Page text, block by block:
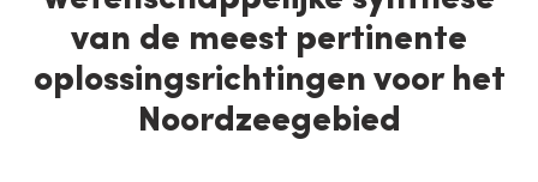
van de meest pertinente
oplossingsrichtingen voor het
Noordzeegebied